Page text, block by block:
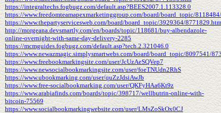
https://integraltechs.fogbugz.com/default.asp?BEES2007.1.113328.0
https://www.freedomteamapexmarketinggroup.com/board/board_topic/
https://www.thepartyservicesweb.com/board/board_topic/3929364/8771829.htm
http://morgeana.devsmartly.com/en/boards/topic/118681/buy-albendazole-
online-overnight-with-same-day-delivery-2285
https://mcmguides.fogbugz.com/default.asp?tech.2.321046.0
https://www.newazmagic.simplysmartwebs.com/board/board_topic/8097541/
https://www.freebookmarkingsite.com/user/JcUzAeSQVep7
https://www.newsocialbookmarkingsite.com/user/foeTNUdn2RhS
https://www.ubookmarking.com/user/quZzJdsiAwJb
https://www.free-socialbookmarking.com/user/QKFyHAa6Kt9z
https://www.arabiafinds.com/boards/topic/398717/wellbutrin-online-with-
bitcoin-75569
https://www.socialbookmarkingwebsite.com/user/LMsZoSkOx0CJ